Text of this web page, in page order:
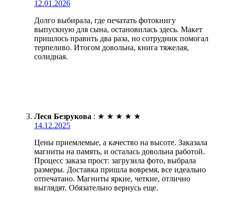
12.01.2026
Долго выбирала, где печатать фотокнигу
выпускную для сына, остановилась здесь. Макет
пришлось править два раза, но сотрудник помогал
терпеливо. Итогом довольна, книга тяжелая,
солидная.
Леся Безрукова : ★ ★ ★ ★ ★
14.12.2025
Цены приемлемые, а качество на высоте. Заказала
магниты на память, и осталась довольна работой.
Процесс заказа прост: загрузила фото, выбрала
размеры. Доставка пришла вовремя, все идеально
отпечатано. Магниты яркие, четкие, отлично
выглядят. Обязательно вернусь еще.